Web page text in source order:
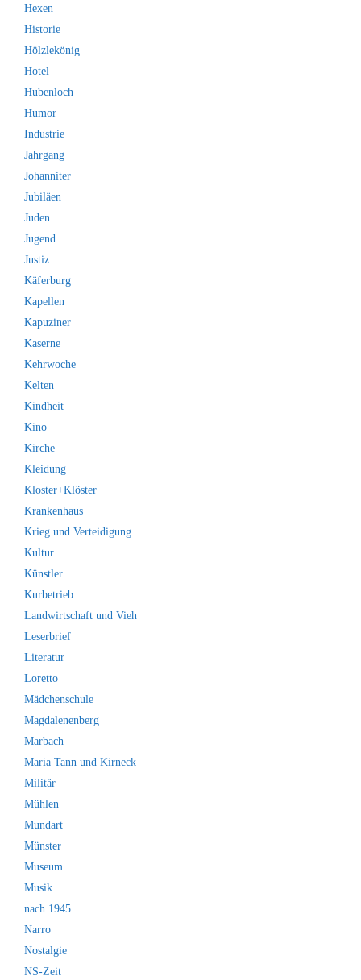
Hexen
Historie
Hölzlekönig
Hotel
Hubenloch
Humor
Industrie
Jahrgang
Johanniter
Jubiläen
Juden
Jugend
Justiz
Käferburg
Kapellen
Kapuziner
Kaserne
Kehrwoche
Kelten
Kindheit
Kino
Kirche
Kleidung
Kloster+Klöster
Krankenhaus
Krieg und Verteidigung
Kultur
Künstler
Kurbetrieb
Landwirtschaft und Vieh
Leserbrief
Literatur
Loretto
Mädchenschule
Magdalenenberg
Marbach
Maria Tann und Kirneck
Militär
Mühlen
Mundart
Münster
Museum
Musik
nach 1945
Narro
Nostalgie
NS-Zeit